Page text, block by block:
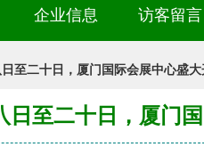
企业信息 访客留言
至二十日，厦门国际会展中心盛
至二十日，厦门